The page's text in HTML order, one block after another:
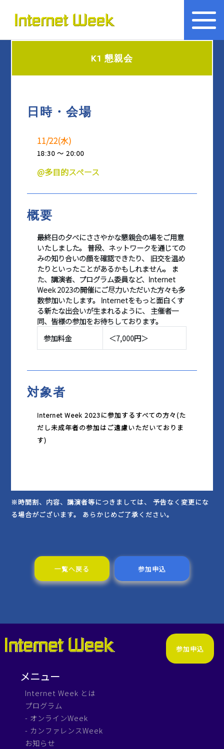
トップ
Internet Week とは
参加申込
マイページ
K1 懇親会
日時・会場
11/22(水)
18:30 ～ 20:00
@多目的スペース
概要
最終日の夕べにささやかな懇親会の場をご用意
いたしました。 普段、ネットワークを通じての
みの知り合いの顔を確認できたり、 旧交を温め
たりといったことがあるかもしれません。 ま
た、講演者、プログラム委員など、Internet
Week 2023の開催にご尽力いただいた方々も多
数参加いたします。 Internetをもっと面白くす
る新たな出会いが生まれるように、 主催者一
同、皆様の参加をお待ちしております。
参加料金
＜7,000円＞
対象者
Internet Week 2023に参加するすべての方々(た
だし未成年者の参加はご遠慮いただいておりま
す)
※時間割、内容、講演者等につきましては、 予告なく変更にな
る場合がございます。 あらかじめご了承ください。
一覧へ戻る 参加申込
メニュー
Internet Week とは
プログラム
- オンラインWeek
- カンファレンスWeek
お知らせ
参加申込